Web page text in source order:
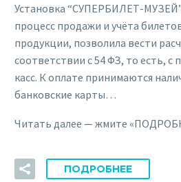
Установка “СУПЕРБИЛЕТ-
процесс продажи и учёта
продукции, позволила вести
соответствии с 54 ФЗ, то есть, с
касс. К оплате принимаются
банковские карты…
Читать далее — жмите
ПОДРОБНЕЕ